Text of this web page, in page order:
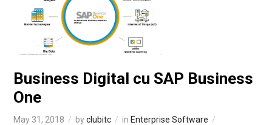
Business Digital cu SAP Business
One
May 31, 2018 byclubitc in Enterprise Software